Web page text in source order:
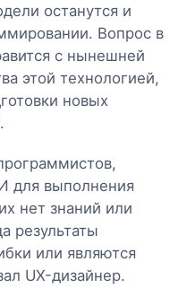
останутся и
Вопрос в
с нынешней
этой технологией,
новых
для выполнения
нет знаний или
результаты
или являются
UX-дизайнер.